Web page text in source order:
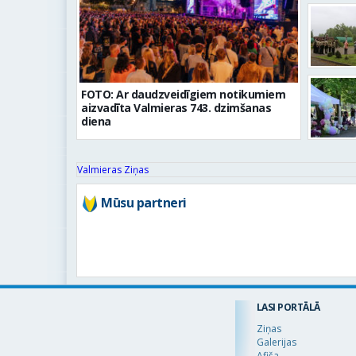
FOTO: Ar daudzveidīgiem notikumiem
aizvadīta Valmieras 743. dzimšanas
diena
Valmieras Ziņas
Mūsu partneri
LASI PORTĀLĀ
Ziņas
Galerijas